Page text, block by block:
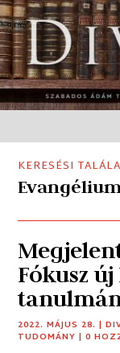
KERESÉSI
Fókusz
2022. MÁJUS 28. |
TUDOMÁNY | 0